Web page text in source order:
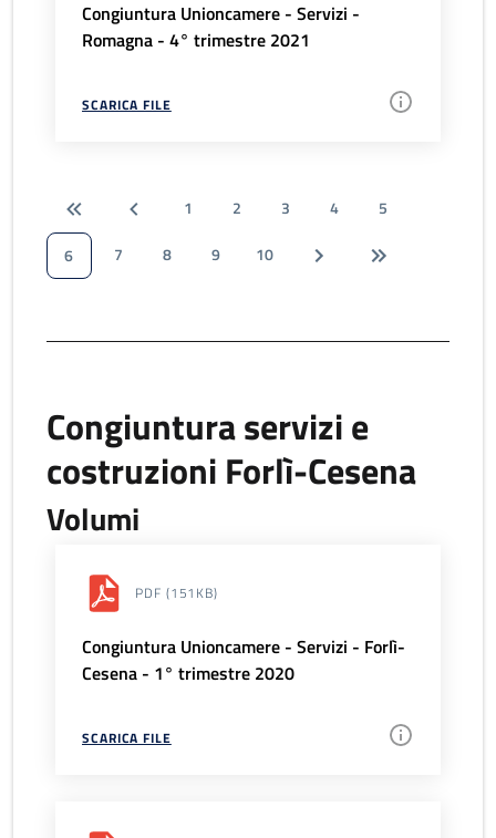
Congiuntura Unioncamere - Servizi -
Romagna - 4° trimestre 2021
SCARICA FILE
1 2 3 4
5
6
7 8 9 10
Congiuntura servizi e
costruzioni Forlì-Cesena
Volumi
PDF (151KB)
Congiuntura Unioncamere - Servizi - Forlì-
Cesena - 1° trimestre 2020
SCARICA FILE